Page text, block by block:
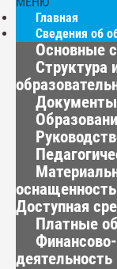
Главная
Сведения об
Основные
Структура
Документы
Доступная
Платные
деятельность